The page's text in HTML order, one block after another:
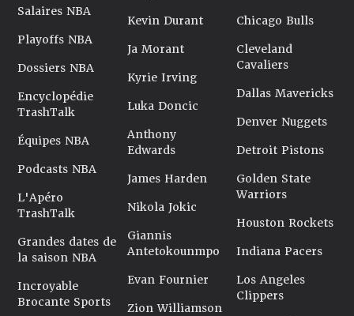
Salaires NBA
Playoffs NBA
Dossiers NBA
Encyclopédie
TrashTalk
Équipes NBA
Podcasts NBA
L'Apéro
TrashTalk
Grandes dates de
la saison NBA
Incroyable
Brocante Sports
Kevin Durant
Ja Morant
Kyrie Irving
Luka Doncic
Anthony
Edwards
James Harden
Nikola Jokic
Giannis
Antetokounmpo
Evan Fournier
Zion Williamson
Chicago Bulls
Cleveland
Cavaliers
Dallas Mavericks
Denver Nuggets
Detroit Pistons
Golden State
Warriors
Houston Rockets
Indiana Pacers
Los Angeles
Clippers